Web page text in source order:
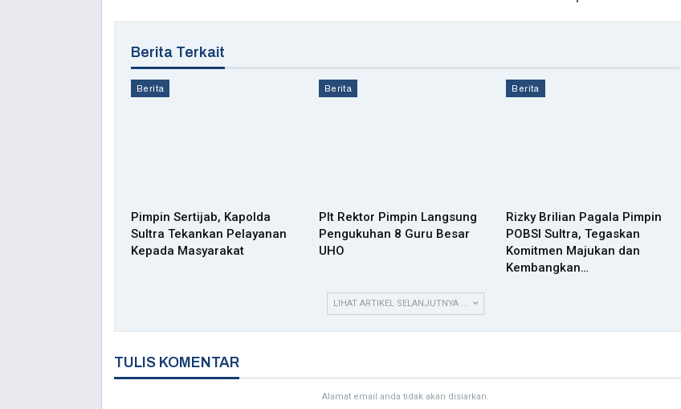
Berita Terkait
Berita
Pimpin Sertijab, Kapolda
Sultra Tekankan Pelayanan
Kepada Masyarakat
Berita
Plt Rektor Pimpin Langsung
Pengukuhan 8 Guru Besar
UHO
Berita
Rizky Brilian Pagala Pimpin
POBSI Sultra, Tegaskan
Komitmen Majukan dan
Kembangkan…
LIHAT ARTIKEL SELANJUTNYA ...
TULIS KOMENTAR
Alamat email anda tidak akan disiarkan.